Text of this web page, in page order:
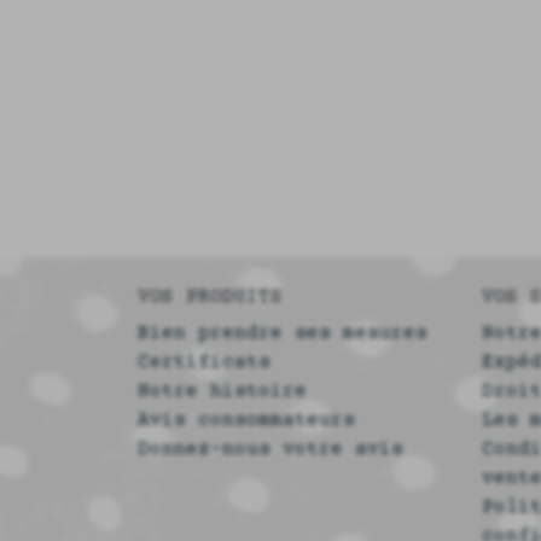
VOS PRODUITS
Bien prendre ses mesures
Certificats
Notre histoire
Avis consommateurs
Donnez-nous votre avis
VOS
Les